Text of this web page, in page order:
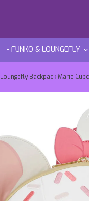
- FUNKO & LOUNGEFLY
Loungefly Backpack Marie